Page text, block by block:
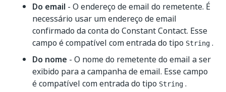
Do email - O endereço de email do remetente. É
necessário usar um endereço de email
confirmado da conta do Constant Contact. Esse
campo é compatível com entrada do tipo String .
Do nome - O nome do remetente do email a ser
exibido para a campanha de email. Esse campo
é compatível com entrada do tipo String .